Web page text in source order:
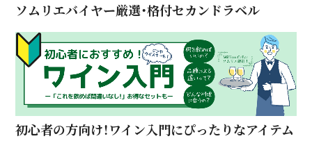
ソムリエバイヤー厳選・格付セカンドラベル
初心者の方向け！ワイン入門にぴったりなアイテム